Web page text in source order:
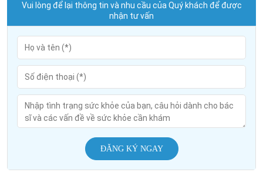
Vui lòng để lại thông tin và nhu cầu của Quý khách để được
nhận tư vấn
ĐĂNG KÝ NGAY